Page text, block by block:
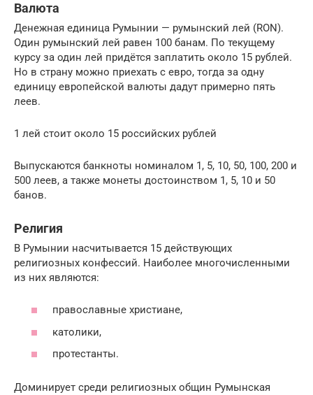
Валюта
Денежная единица Румынии — румынский лей (RON).
Один румынский лей равен 100 банам. По текущему
курсу за один лей придётся заплатить около 15 рублей.
Но в страну можно приехать с евро, тогда за одну
единицу европейской валюты дадут примерно пять
леев.
1 лей стоит около 15 российских рублей
Выпускаются банкноты номиналом 1, 5, 10, 50, 100, 200 и
500 леев, а также монеты достоинством 1, 5, 10 и 50
банов.
Религия
В Румынии насчитывается 15 действующих
религиозных конфессий. Наиболее многочисленными
из них являются:
православные христиане,
католики,
протестанты.
Доминирует среди религиозных общин Румынская